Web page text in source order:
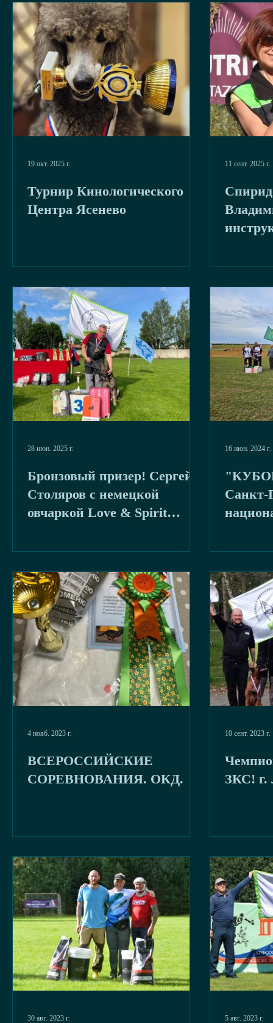
Турнир Кинологического
Центра Ясенево
19 окт. 2025 г. 11 сент. 2025 г.
Бронзовый призер! Сергей
Столяров с немецкой
овчаркой Love & Spirit
28 июн. 2025 г.
Санкт-
16 июн. 2024 г.
ВСЕРОССИЙСКИЕ
СОРЕВНОВАНИЯ. ОКД.
4 нояб. 2023 г.
ЗКС! г.
10 сент. 2023 г.
30 авг. 2023 г. 5 авг. 2023 г.